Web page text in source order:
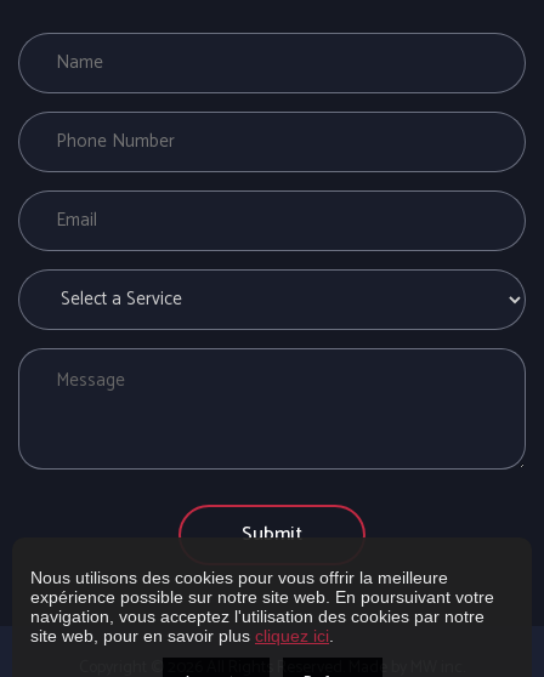
Copyright ©2026All Rights Reserved. Made by MW inc.
Nous utilisons des cookies pour vous offrir la meilleure
expérience possible sur notre site web. En poursuivant votre
navigation, vous acceptez l'utilisation des cookies par notre
site web, pour en savoir plus cliquez ici